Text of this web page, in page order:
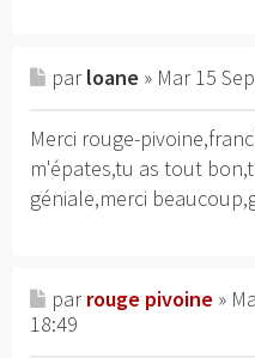
parloane » Mar 15
Merci rouge-
m'épates,tu as tout
géniale,merci
parrouge pivoine »
18:49